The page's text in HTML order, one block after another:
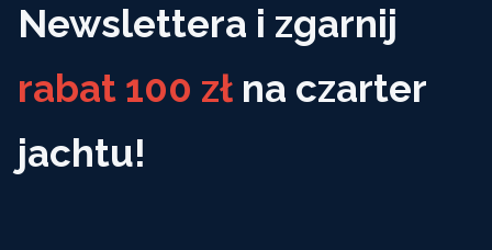
Newslettera i zgarnij
rabat 100 zł na czarter
jachtu!